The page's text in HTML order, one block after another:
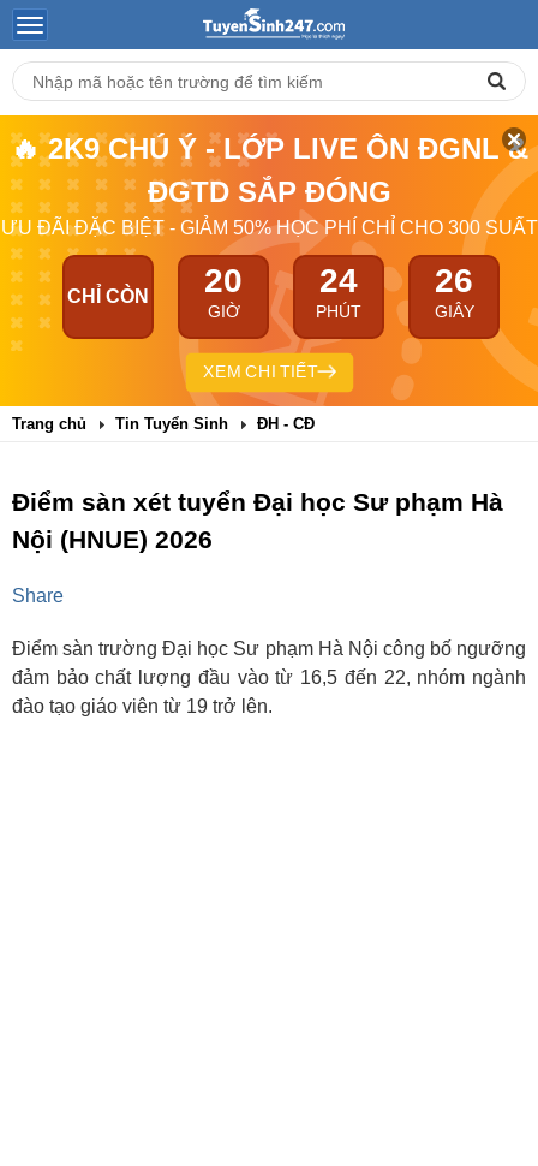
🔥 2K9 CHÚ Ý - LỚP LIVE ÔN ĐGNL &
ĐGTD SẮP ĐÓNG
ƯU ĐÃI ĐẶC BIỆT - GIẢM 50% HỌC PHÍ CHỈ CHO 300 SUẤT
CHỈ CÒN 20
GIỜ
24
PHÚT
26
GIÂY
XEM CHI TIẾT
Trang chủ Tin Tuyển Sinh ĐH - CĐ
Điểm sàn xét tuyển Đại học Sư phạm Hà
Nội (HNUE) 2026
Share
Điểm sàn trường Đại học Sư phạm Hà Nội công bố ngưỡng
đảm bảo chất lượng đầu vào từ 16,5 đến 22, nhóm ngành
đào tạo giáo viên từ 19 trở lên.